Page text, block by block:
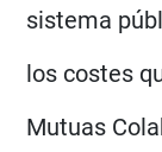
sistema
los costes
Mutuas